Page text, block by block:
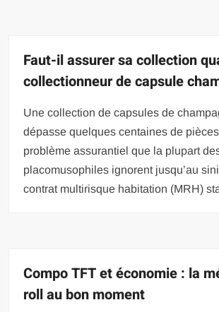
Faut-il assurer sa collection
collectionneur de capsule
Une collection de capsules de
dépasse quelques centaines de
problème assurantiel que la plupart
placomusophiles ignorent jusqu’au
contrat multirisque habitation (MRH)
Compo TFT et économie : la
roll au bon moment